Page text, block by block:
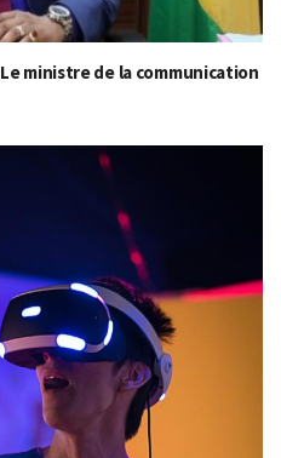
ministre de la communication